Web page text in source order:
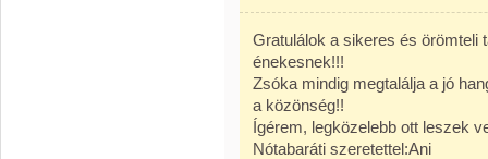
Gratulálok a sikeres és örömteli
énekesnek!!!
Zsóka mindig megtalálja a jó
a közönség!!
Ígérem, legközelebb ott leszek
Nótabaráti szeretettel:Ani